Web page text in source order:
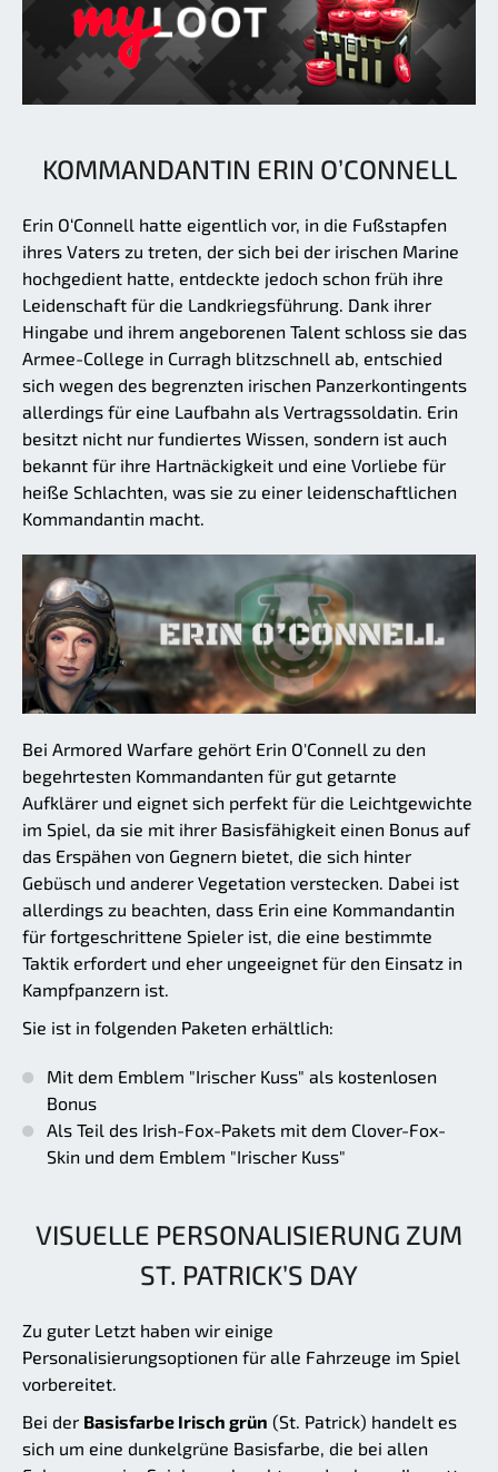
KOMMANDANTIN ERIN O’CONNELL
Erin O‘Connell hatte eigentlich vor, in die Fußstapfen
ihres Vaters zu treten, der sich bei der irischen Marine
hochgedient hatte, entdeckte jedoch schon früh ihre
Leidenschaft für die Landkriegsführung. Dank ihrer
Hingabe und ihrem angeborenen Talent schloss sie das
Armee-College in Curragh blitzschnell ab, entschied
sich wegen des begrenzten irischen Panzerkontingents
allerdings für eine Laufbahn als Vertragssoldatin. Erin
besitzt nicht nur fundiertes Wissen, sondern ist auch
bekannt für ihre Hartnäckigkeit und eine Vorliebe für
heiße Schlachten, was sie zu einer leidenschaftlichen
Kommandantin macht.
Bei Armored Warfare gehört Erin O'Connell zu den
begehrtesten Kommandanten für gut getarnte
Aufklärer und eignet sich perfekt für die Leichtgewichte
im Spiel, da sie mit ihrer Basisfähigkeit einen Bonus auf
das Erspähen von Gegnern bietet, die sich hinter
Gebüsch und anderer Vegetation verstecken. Dabei ist
allerdings zu beachten, dass Erin eine Kommandantin
für fortgeschrittene Spieler ist, die eine bestimmte
Taktik erfordert und eher ungeeignet für den Einsatz in
Kampfpanzern ist.
Sie ist in folgenden Paketen erhältlich:
Mit dem Emblem "Irischer Kuss" als kostenlosen
Bonus
Als Teil des Irish-Fox-Pakets mit dem Clover-Fox-
Skin und dem Emblem "Irischer Kuss"
VISUELLE PERSONALISIERUNG ZUM
ST. PATRICK’S DAY
Zu guter Letzt haben wir einige
Personalisierungsoptionen für alle Fahrzeuge im Spiel
vorbereitet.
Bei der Basisfarbe Irisch grün (St. Patrick) handelt es
sich um eine dunkelgrüne Basisfarbe, die bei allen